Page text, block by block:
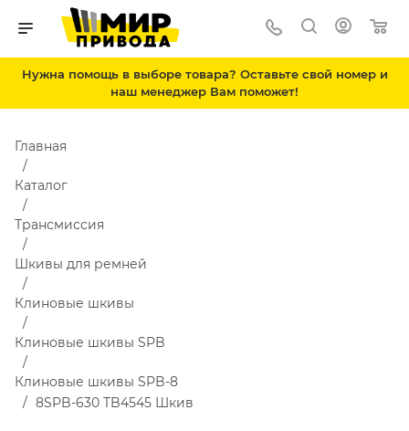
Нужна помощь в выборе товара? Оставьте свой номер и
наш менеджер Вам поможет!
Главная
Каталог
Трансмиссия
Шкивы для ремней
Клиновые шкивы
Клиновые шкивы SPB
Клиновые шкивы SPB-8
8SPB-630 TB4545 Шкив